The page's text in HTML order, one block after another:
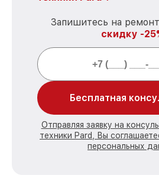
Запишитесь на
скидку -
Бесплатная
Отправляя заявку на
техники Pard, Вы
персональных